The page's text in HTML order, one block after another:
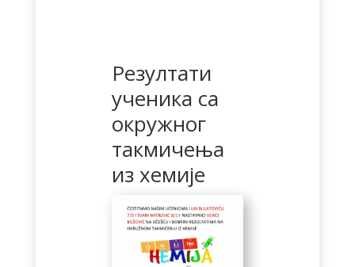
Резултати
ученика са
окружног
такмичења
из хемије